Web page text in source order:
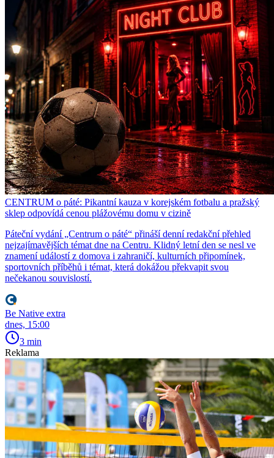
CENTRUM o páté: Pikantní kauza v korejském fotbalu a pražský
sklep odpovídá cenou plážovému domu v cizině
Páteční vydání „Centrum o páté“ přináší denní redakční přehled
nejzajímavějších témat dne na Centru. Klidný letní den se nesl ve
znamení událostí z domova i zahraničí, kulturních připomínek,
sportovních příběhů i témat, která dokážou překvapit svou
nečekanou souvislostí.
Be Native extra
dnes, 15:00
3 min
Reklama